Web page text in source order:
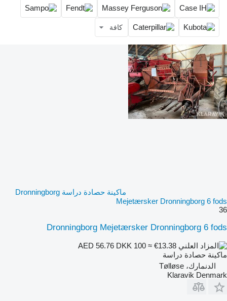
كافة
ماكينة حصادة دراسة Dronningborg
Mejetærsker Dronningborg 6 fods
36
Dronningborg Mejetærsker Dronningborg 6 fods
DKK 100 ≈ €13.38
ماكينة حصادة دراسة
الدنمارك، Tølløse
Klaravik Denmark